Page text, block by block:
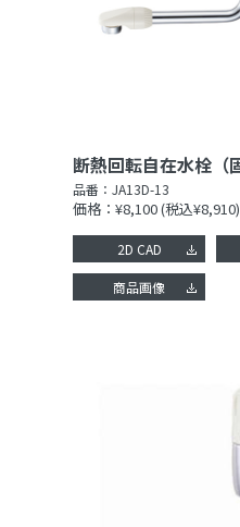
品番：JA13D-13
価格：¥8,100(税込¥8,910)
2D CAD
商品画像